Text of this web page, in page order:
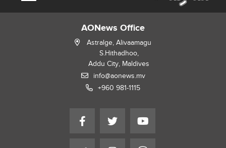
AONews Office
Astralge, Alivaamagu
S.Hithadhoo,
Addu City, Maldives
info@aonews.mv
+960 981-1115